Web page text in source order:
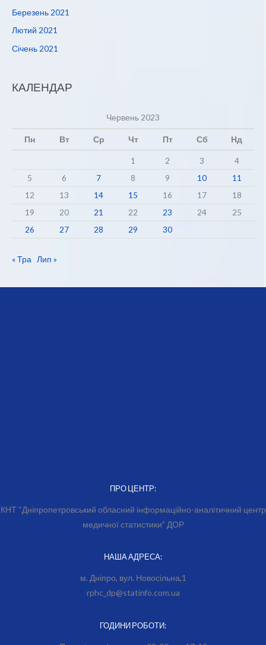
Березень 2021
Лютий 2021
Січень 2021
КАЛЕНДАР
Червень 2023
Пн Вт Ср Чт Пт Сб Нд
1 2 3
4
5
6 7 8 9 10
11
12
13 14 15 16 17
18
19
20 21 22 23 24
25
26
27 28 29 30
« Тра Лип »
ПРО ЦЕНТР:
КНТ “Дніпропетровський обласний інформаційно-аналітичний центр
медичної статистики” ДОР
НАША АДРЕСА:
м. Дніпро, вул. Новосільна,1
rphc_dp@statinfo.com.ua
ГОДИНИ РОБОТИ: